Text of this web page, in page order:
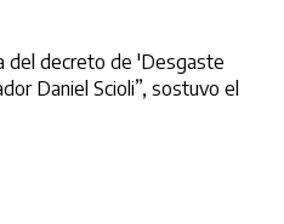
del decreto de 'Desgaste
Daniel Scioli”, sostuvo el